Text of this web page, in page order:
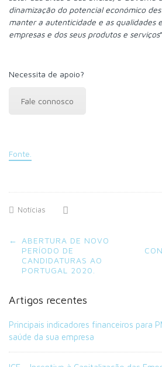
dinamização do potencial económico
manter a autenticidade e as qualidades
empresas e dos seus produtos e serviços
Necessita de apoio?
Fale connosco
Fonte.
Notícias
Post
navigation
←
ABERTURA DE NOVO
PERÍODO DE
CANDIDATURAS AO
PORTUGAL 2020.
Artigos recentes
Principais indicadores financeiros para
saúde da sua empresa